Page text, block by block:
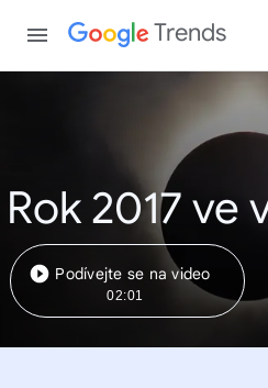
Trends
Rok 2017 ve
Podívejte se na video
02:01